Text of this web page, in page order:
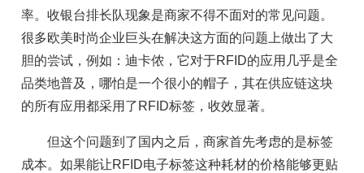
率。收银台排长队现象是商家不得不面对的常见问题。
很多欧美时尚企业巨头在解决这方面的问题上做出了大
胆的尝试，例如：迪卡侬，它对于RFID的应用几乎是全
品类地普及，哪怕是一个很小的帽子，其在供应链这块
的所有应用都采用了RFID标签，收效显著。
但这个问题到了国内之后，商家首先考虑的是标签
成本。如果能让RFID电子标签这种耗材的价格能够更贴